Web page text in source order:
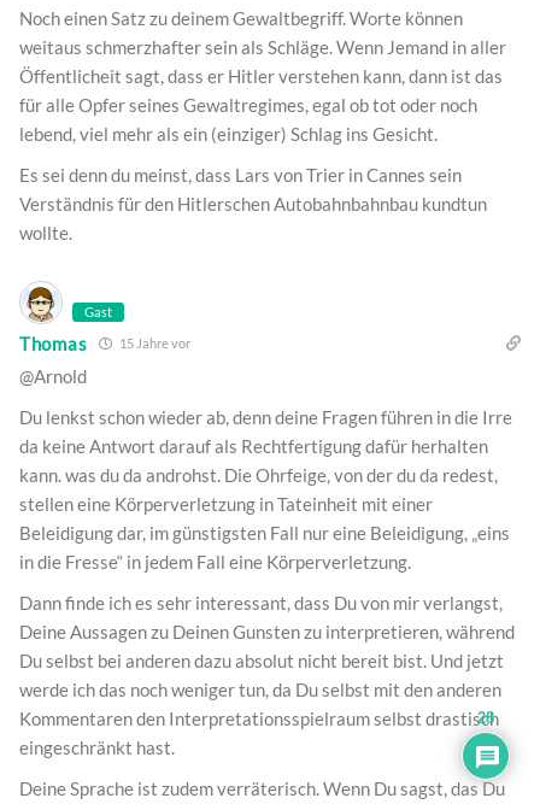
Noch einen Satz zu deinem Gewaltbegriff. Worte können
weitaus schmerzhafter sein als Schläge. Wenn Jemand in aller
Öffentlicheit sagt, dass er Hitler verstehen kann, dann ist das
für alle Opfer seines Gewaltregimes, egal ob tot oder noch
lebend, viel mehr als ein (einziger) Schlag ins Gesicht.
Es sei denn du meinst, dass Lars von Trier in Cannes sein
Verständnis für den Hitlerschen Autobahnbahnbau kundtun
wollte.
Gast
Thomas 15 Jahre vor
@Arnold
Du lenkst schon wieder ab, denn deine Fragen führen in die Irre
da keine Antwort darauf als Rechtfertigung dafür herhalten
kann. was du da androhst. Die Ohrfeige, von der du da redest,
stellen eine Körperverletzung in Tateinheit mit einer
Beleidigung dar, im günstigsten Fall nur eine Beleidigung, „eins
in die Fresse“ in jedem Fall eine Körperverletzung.
Dann finde ich es sehr interessant, dass Du von mir verlangst,
Deine Aussagen zu Deinen Gunsten zu interpretieren, während
Du selbst bei anderen dazu absolut nicht bereit bist. Und jetzt
werde ich das noch weniger tun, da Du selbst mit den anderen
Kommentaren den Interpretationsspielraum selbst drastisch
eingeschränkt hast.
Deine Sprache ist zudem verräterisch. Wenn Du sagst, das Du
28